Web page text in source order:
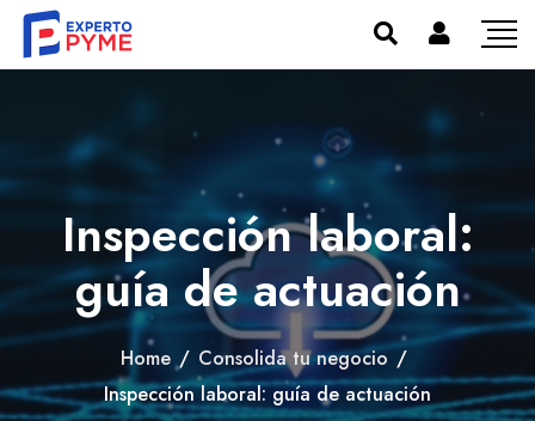
Inspección laboral:
guía de actuación
Home / Consolida tu negocio /
Inspección laboral: guía de actuación